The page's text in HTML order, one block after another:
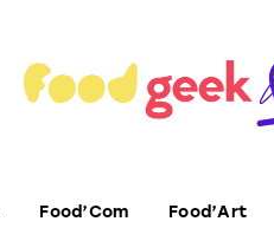
Food’Com Food’Art